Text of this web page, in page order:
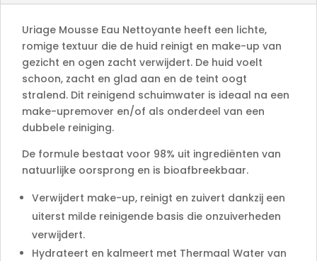
Uriage Mousse Eau Nettoyante heeft een lichte,
romige textuur die de huid reinigt en make-up van
gezicht en ogen zacht verwijdert. De huid voelt
schoon, zacht en glad aan en de teint oogt
stralend. Dit reinigend schuimwater is ideaal na een
make-upremover en/of als onderdeel van een
dubbele reiniging.
De formule bestaat voor 98% uit ingrediënten van
natuurlijke oorsprong en is bioafbreekbaar.
Verwijdert make-up, reinigt en zuivert dankzij een
uiterst milde reinigende basis die onzuiverheden
verwijdert.
Hydrateert en kalmeert met Thermaal Water van